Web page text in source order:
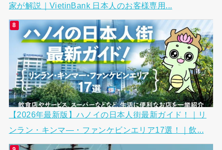
家が解説｜VietinBank 日本人のお客様専用...
【2026年最新版】ハノイの日本人街最新ガイド！｜リ
ンラン・キンマ―・ファンケビンエリア17選！｜飲...